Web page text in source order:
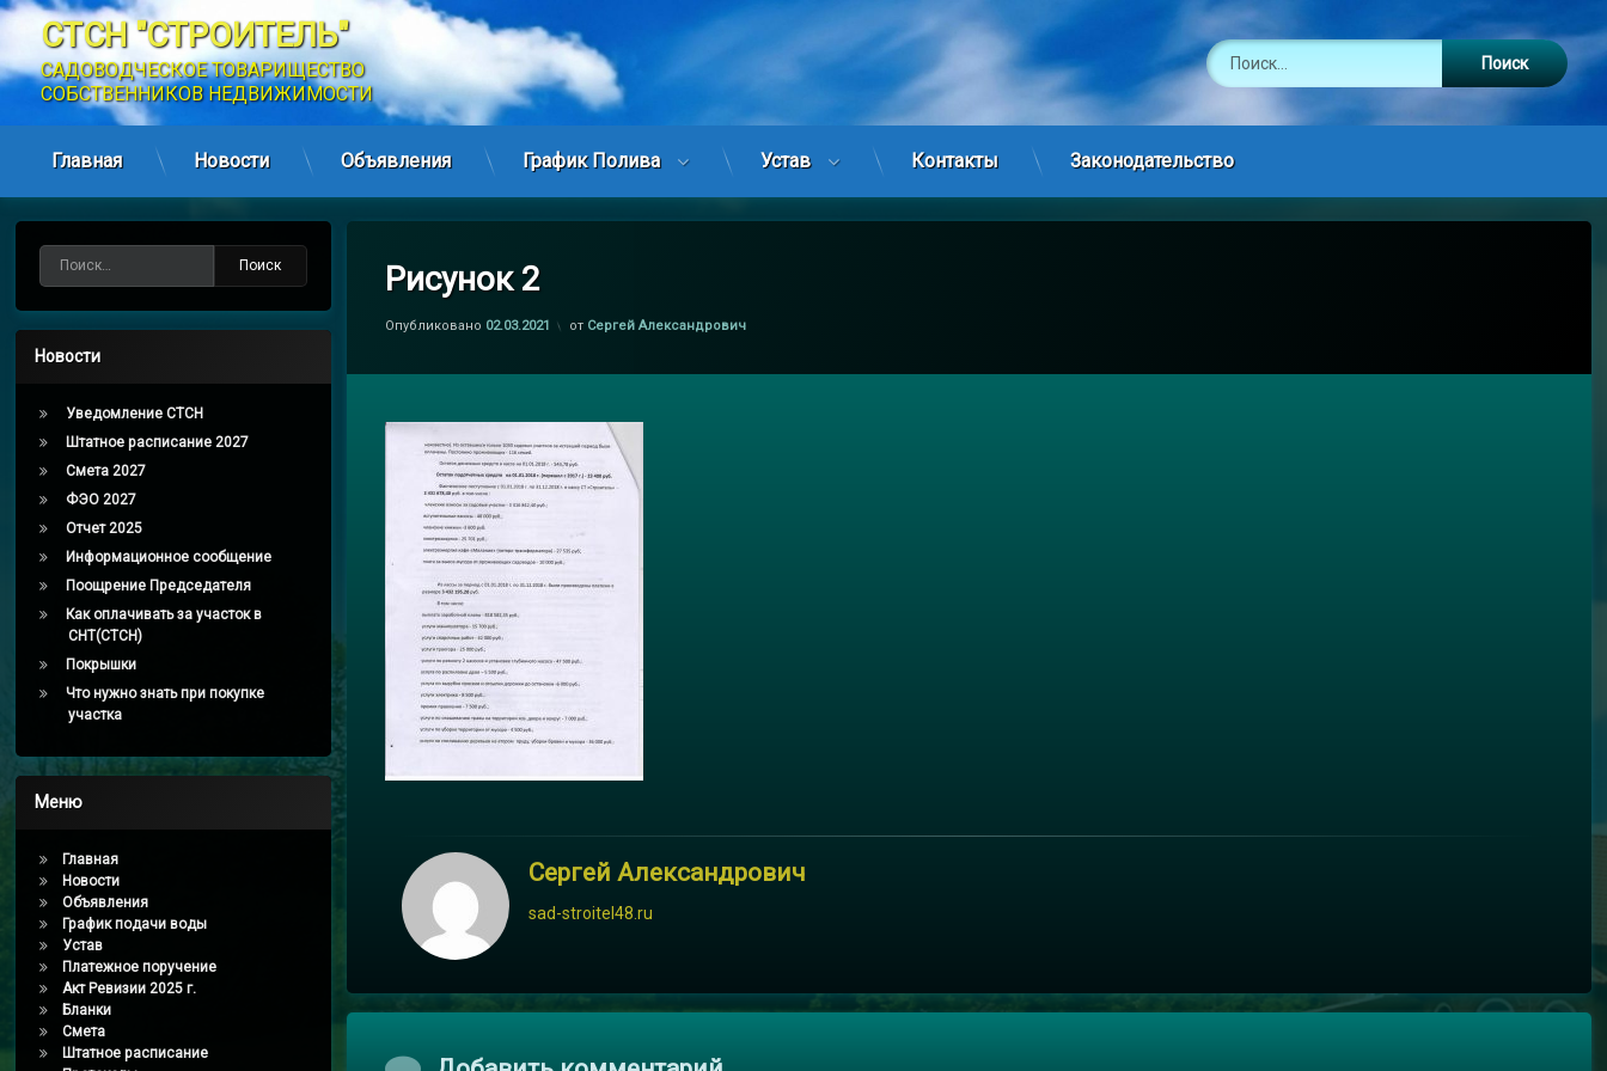
Перейти
содержимому
СТСН "СТРОИТЕЛЬ"
САДОВОДЧЕСКОЕ ТОВАРИЩЕСТВО
СОБСТВЕННИКОВ НЕДВИЖИМОСТИ
Найти:
Главная Новости Объявления График Полива Устав Контакты Законодательство
Рисунок 2
Опубликовано 02.03.2021 от Сергей Александрович
Сергей Александрович
sad-stroitel48.ru
Новости
Уведомление СТСН
Штатное расписание 2027
Смета 2027
ФЭО 2027
Отчет 2025
Информационное сообщение
Поощрение Председателя
Как оплачивать за участок в
СНТ(СТСН)
Покрышки
Что нужно знать при покупке
участка
Меню
Главная
Новости
Объявления
График подачи воды
Устав
Платежное поручение
Акт Ревизии 2025 г.
Бланки
Смета
Штатное расписание